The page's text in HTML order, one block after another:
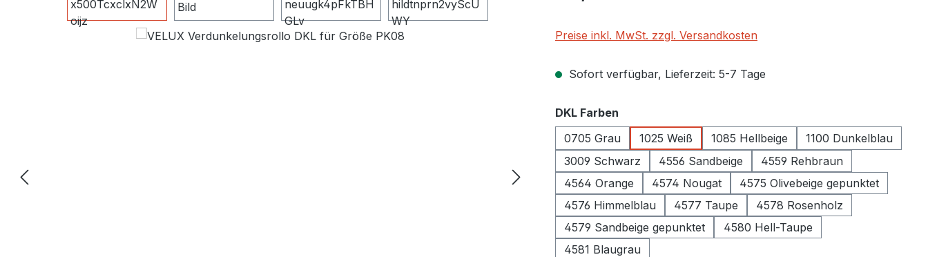
Preise inkl. MwSt. zzgl. Versandkosten
Sofort verfügbar, Lieferzeit: 5-7 Tage
DKL Farben
0705 Grau
1025 Weiß 1085 Hellbeige
1100 Dunkelblau
3009 Schwarz
4556 Sandbeige
4559 Rehbraun
4564 Orange
4574 Nougat
4575 Olivebeige gepunktet
4576 Himmelblau
4577 Taupe
4578 Rosenholz
4579 Sandbeige gepunktet
4580 Hell-Taupe
4581 Blaugrau